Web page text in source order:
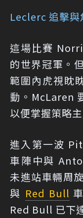
Leclerc 追擊與
這場比賽
的世界冠軍。但
範圍內虎視眈
動。McLaren
以便掌握策略
進入第一波
車陣中與
未進站車輛周
與 Red Bull
Red Bull 已下